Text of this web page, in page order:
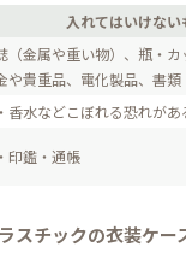
入れてはいけない
（金属や重い物）、瓶・
や貴重品、電化製品、書類
香水などこぼれる恐れがあ
印鑑・通帳
スチックの衣装ケー